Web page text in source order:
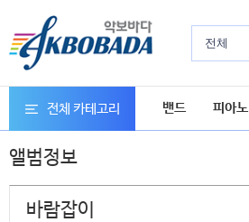
전체
전체 카테고리 밴드 피아노
앨범정보
바람잡이